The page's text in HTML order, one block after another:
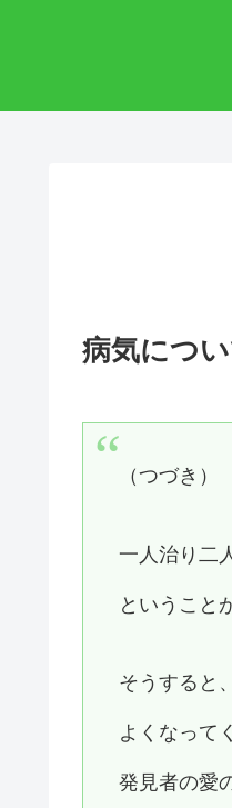
病気につ
（つづき）
一人治り二
ということ
そうすると
よくなって
発見者の愛